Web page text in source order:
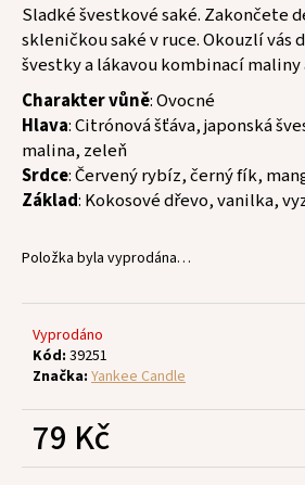
Sladké švestkové saké. Zakončete
skleničkou saké v ruce. Okouzlí
švestky a lákavou kombinací maliny
Charakter vůně: Ovocné
Hlava: Citrónová šťáva, japonská
malina, zeleň
Srdce: Červený rybíz, černý fík,
Základ: Kokosové dřevo, vanilka,
Položka byla vyprodána…
Vyprodáno
Kód: 39251
Značka: Yankee Candle
79 Kč
Měrná
D
o
p
o
r
u
č
u
j
m